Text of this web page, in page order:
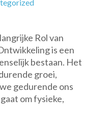
Rol van
is een
bestaan. Het
groei,
gedurende ons
om fysieke,